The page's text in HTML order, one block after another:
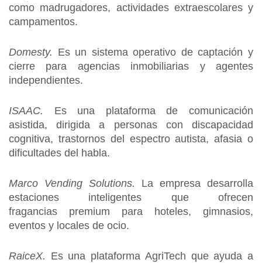
como madrugadores, actividades extraescolares y
campamentos.
Domesty. Es un sistema operativo de captación y
cierre para agencias inmobiliarias y agentes
independientes.
ISAAC. Es una plataforma de comunicación
asistida, dirigida a personas con discapacidad
cognitiva, trastornos del espectro autista, afasia o
dificultades del habla.
Marco Vending Solutions. La empresa desarrolla
estaciones inteligentes que ofrecen
fragancias premium para hoteles, gimnasios,
eventos y locales de ocio.
RaiceX. Es una plataforma AgriTech que ayuda a